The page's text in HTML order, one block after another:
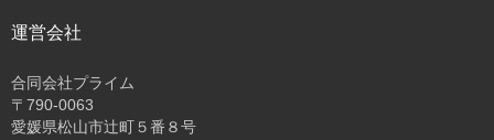
運営会社
合同会社プライム
〒 790-0063
愛媛県松山市辻町５番８号